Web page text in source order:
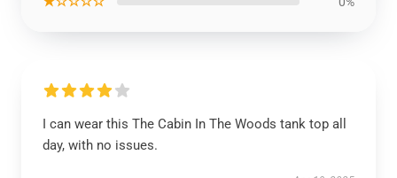
I can wear this The Cabin In The Woods tank top all
day, with no issues.